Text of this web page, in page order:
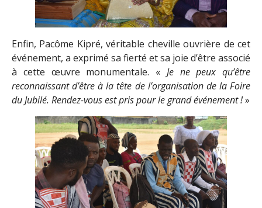
Enfin, Pacôme Kipré, véritable cheville ouvrière de cet
événement, a exprimé sa fierté et sa joie d’être associé
à cette œuvre monumentale. « Je ne peux qu’être
reconnaissant d’être à la tête de l’organisation de la Foire
du Jubilé. Rendez-vous est pris pour le grand événement !»